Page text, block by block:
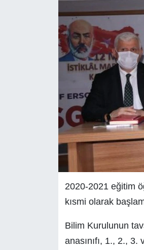
2020-2021 eğitim
kısmi olarak
Bilim Kurulunun
anasınıfı, 1., 2.,